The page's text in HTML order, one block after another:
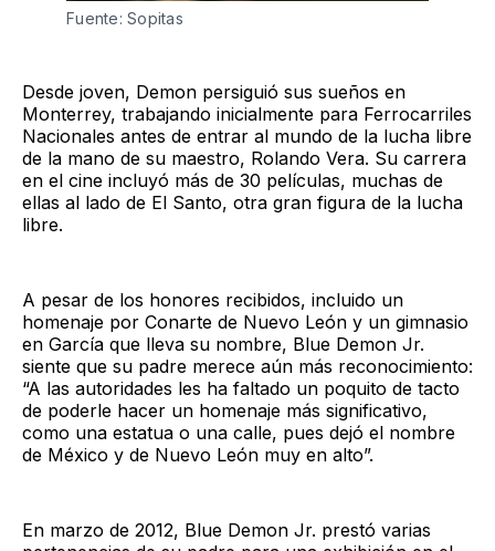
Fuente: Sopitas
Desde joven, Demon persiguió sus sueños en
Monterrey, trabajando inicialmente para Ferrocarriles
Nacionales antes de entrar al mundo de la lucha libre
de la mano de su maestro, Rolando Vera. Su carrera
en el cine incluyó más de 30 películas, muchas de
ellas al lado de El Santo, otra gran figura de la lucha
libre.
A pesar de los honores recibidos, incluido un
homenaje por Conarte de Nuevo León y un gimnasio
en García que lleva su nombre, Blue Demon Jr.
siente que su padre merece aún más reconocimiento:
“A las autoridades les ha faltado un poquito de tacto
de poderle hacer un homenaje más significativo,
como una estatua o una calle, pues dejó el nombre
de México y de Nuevo León muy en alto”.
En marzo de 2012, Blue Demon Jr. prestó varias